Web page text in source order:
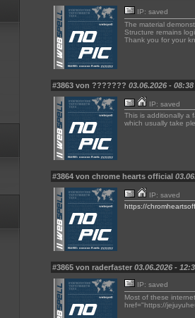
IP: saved
The material
Structure remains
Thank you for your
#3863 von ??????? 03.06.2026 - 08:38
IP: saved
This is additionally a
which usually take
#3864 von chrome hearts official
IP: saved
https://
#3865 von raderfaster 03.06.2026 -
IP: saved
Most of these
href="https://